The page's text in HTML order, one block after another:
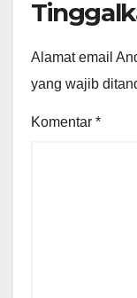
Alamat email
yang wajib
Komentar *